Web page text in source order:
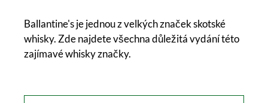
Ballantine's je jednou z velkých značek skotské
whisky. Zde najdete všechna důležitá vydání této
zajímavé whisky značky.